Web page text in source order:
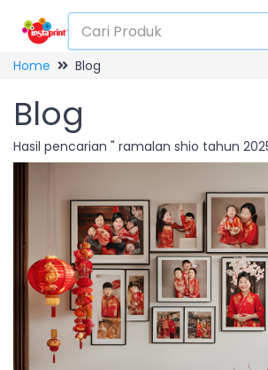
Home Blog
Blog
Hasil pencarian " ramalan shio tahun